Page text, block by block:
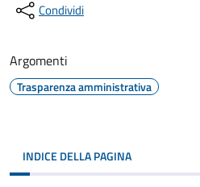
Condividi
Argomenti
Trasparenza amministrativa
INDICE DELLA PAGINA